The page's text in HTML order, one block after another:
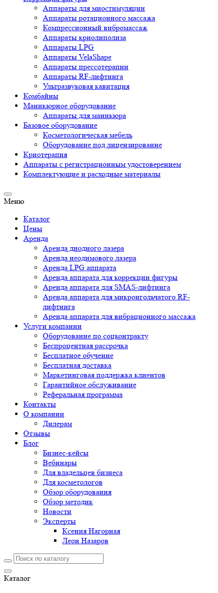
Аппараты для миостимуляции
Аппараты ротационного массажа
Компрессионный вибромассаж
Аппараты криолиполиза
Аппараты LPG
Аппараты VelaShape
Аппараты прессотерапии
Аппараты RF-лифтинга
Ультразвуковая кавитация
Комбайны
Маникюрное оборудование
Аппараты для маникюра
Базовое оборудование
Косметологическая мебель
Оборудование под лицензирование
Криотерапия
Аппараты c регистрационным удостоверением
Комплектующие и расходные материалы
Меню
Каталог
Цены
Аренда
Аренда диодного лазера
Аренда неодимового лазера
Аренда LPG аппарата
Аренда аппарата для коррекции фигуры
Аренда аппарата для SMAS-лифтинга
Аренда аппарата для микроигольчатого RF-
лифтинга
Аренда аппарата для вибрационного массажа
Услуги компании
Оборудование по соцконтракту
Беспроцентная рассрочка
Бесплатное обучение
Бесплатная доставка
Маркетинговая поддержка клиентов
Гарантийное обслуживание
Реферальная программа
Контакты
О компании
Дилерам
Отзывы
Блог
Бизнес-кейсы
Вебинары
Для владельцев бизнеса
Для косметологов
Обзор оборудования
Обзор методик
Новости
Эксперты
Ксения Нагорная
Леон Назаров
Каталог